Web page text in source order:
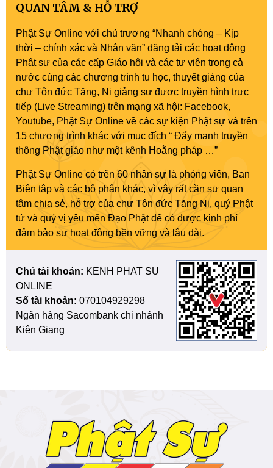
QUAN TÂM & HỖ TRỢ
Phật Sự Online với chủ trương “Nhanh chóng – Kịp
thời – chính xác và Nhân văn” đăng tải các hoạt động
Phật sự của các cấp Giáo hội và các tự viện trong cả
nước cùng các chương trình tu học, thuyết giảng của
chư Tôn đức Tăng, Ni giảng sư được truyền hình trực
tiếp (Live Streaming) trên mạng xã hội: Facebook,
Youtube, Phật Sự Online về các sự kiện Phật sự và trên
15 chương trình khác với mục đích “ Đẩy mạnh truyền
thông Phật giáo như một kênh Hoằng pháp …”
Phật Sự Online có trên 60 nhân sự là phóng viên, Ban
Biên tập và các bộ phận khác, vì vậy rất cần sự quan
tâm chia sẻ, hỗ trợ của chư Tôn đức Tăng Ni, quý Phật
tử và quý vị yêu mến Đạo Phật để có được kinh phí
đảm bảo sự hoạt động bền vững và lâu dài.
Chủ tài khoản: KENH PHAT SU
ONLINE
Số tài khoản: 070104929298
Ngân hàng Sacombank chi nhánh
Kiên Giang